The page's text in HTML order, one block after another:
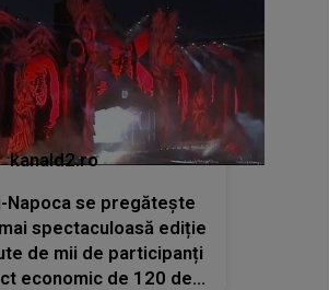
kanald2.ro
Napoca se pregătește
spectaculoasă ediție
de mii de participanți
economic de 120 de